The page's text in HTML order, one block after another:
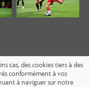
cas, des cookies tiers à des
conformément à vos
à naviguer sur notre